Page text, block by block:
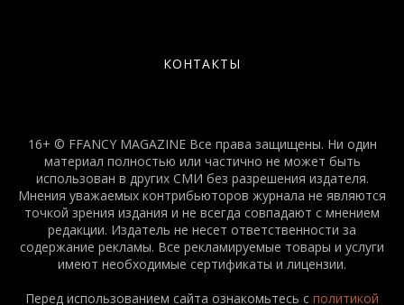
КОНТАКТЫ
16+ © FFANCY MAGAZINE Все права защищены. Ни один
материал полностью или частично не может быть
использован в других СМИ без разрешения издателя.
Мнения уважаемых контрибьюторов журнала не являются
точкой зрения издания и не всегда совпадают с мнением
редакции. Издатель не несет ответственности за
содержание рекламы. Все рекламируемые товары и услуги
имеют необходимые сертификаты и лицензии.
Перед использованием сайта ознакомьтесь с политикой